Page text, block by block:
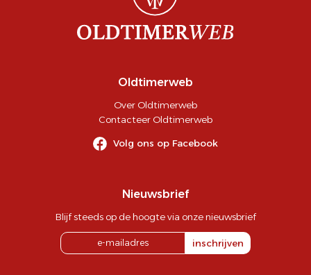
Oldtimerweb
Over Oldtimerweb
Contacteer Oldtimerweb
Volg ons op Facebook
Nieuwsbrief
Blijf steeds op de hoogte via onze nieuwsbrief
inschrijven